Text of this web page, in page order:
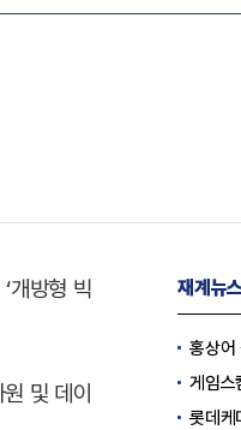
개방형 빅
및 데이
재계뉴
홍상어
게임스
롯데케